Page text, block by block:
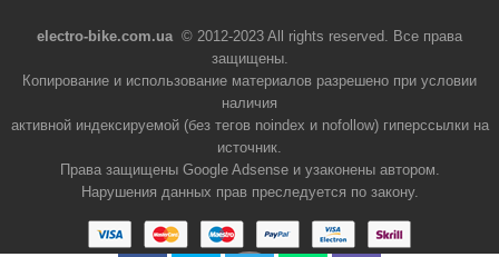
electro-bike.com.ua © 2012-2023 All rights reserved. Все права
защищены.
Копирование и использование материалов разрешено при условии
наличия
активной индексируемой (без тегов noindex и nofollow) гиперссылки на
источник.
Права защищены Google Adsense и узаконены автором.
Нарушения данных прав преследуется по закону.